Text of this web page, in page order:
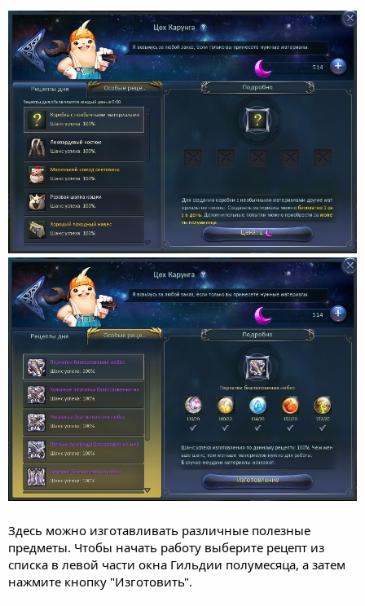
Здесь можно изготавливать различные полезные
предметы. Чтобы начать работу выберите рецепт из
списка в левой части окна Гильдии полумесяца, а затем
нажмите кнопку "Изготовить".